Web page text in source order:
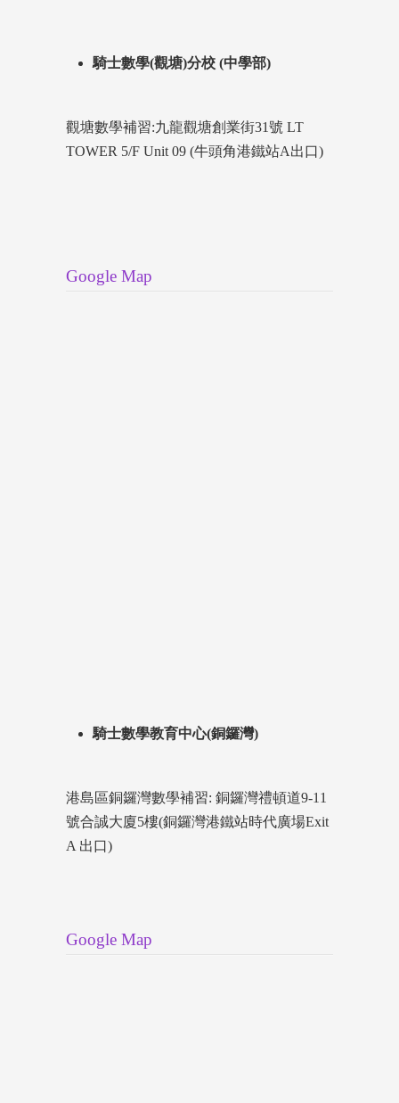
騎士數學(觀塘)分校 (中學部)
觀塘數學補習:九龍觀塘創業街31號 LT
TOWER 5/F Unit 09 (牛頭角港鐵站A出口)
Google Map
騎士數學教育中心(銅鑼灣)
港島區銅鑼灣數學補習: 銅鑼灣禮頓道9-11
號合誠大廈5樓(銅鑼灣港鐵站時代廣場Exit
A 出口)
Google Map